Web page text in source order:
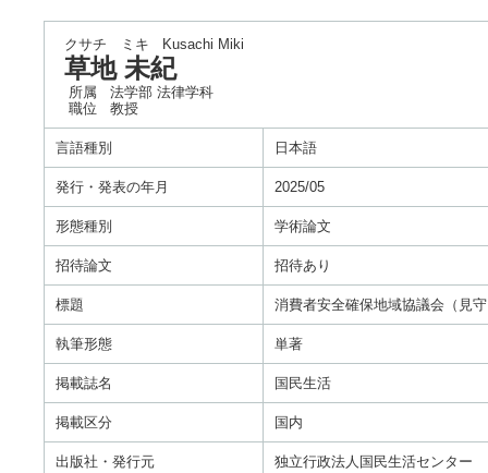
クサチ ミキ Kusachi Miki
草地 未紀
所属
法学部 法律学科
職位
教授
言語種別 日本語
発行・発表の年月 2025/05
形態種別 学術論文
招待論文 招待あり
標題 消費者安全確保地域協議会（見
執筆形態 単著
掲載誌名 国民生活
掲載区分 国内
出版社・発行元 独立行政法人国民生活センター